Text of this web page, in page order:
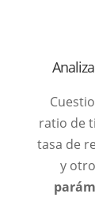
ratio de
tasa de
y